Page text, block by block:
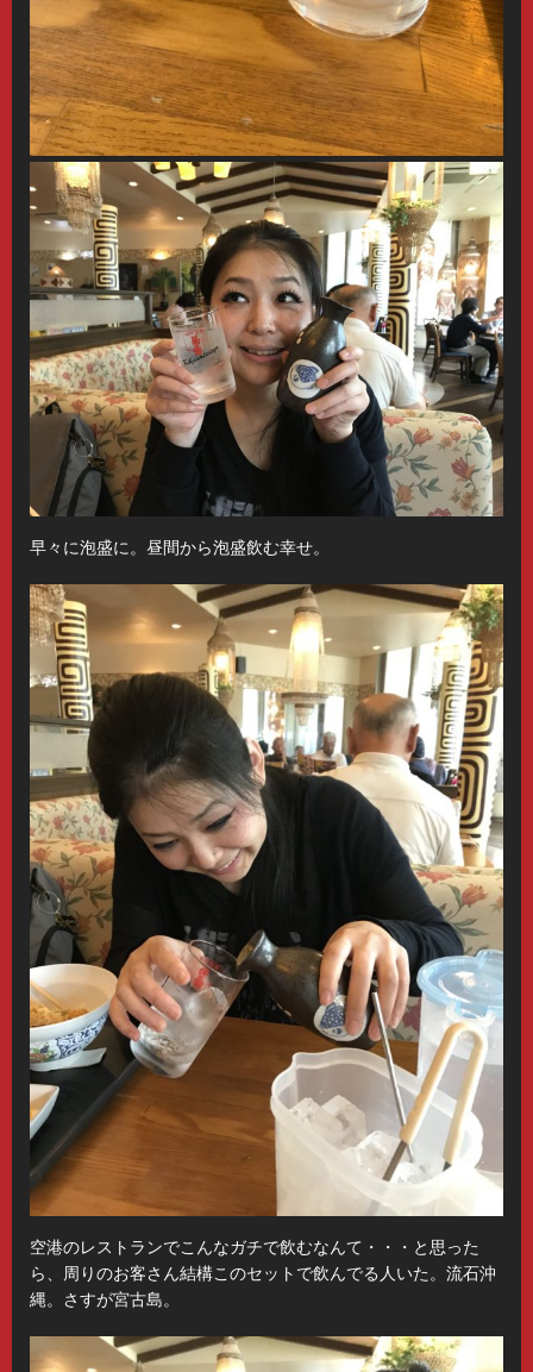
早々に泡盛に。昼間から泡盛飲む幸せ。
空港のレストランでこんなガチで飲むなんて・・・と思った
ら、周りのお客さん結構このセットで飲んでる人いた。流石沖
縄。さすが宮古島。